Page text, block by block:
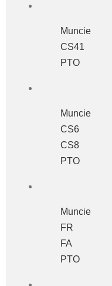
Muncie
CS41
PTO
Muncie
CS6
CS8
PTO
Muncie
FR
FA
PTO